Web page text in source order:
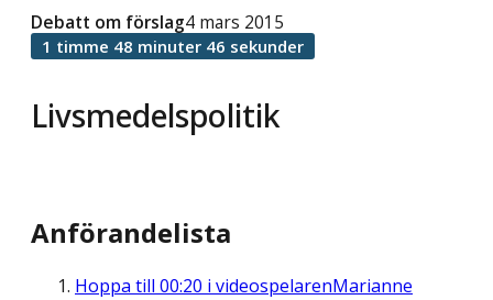
Livsmedelspolitik
Debatt om förslag4 mars 2015
1 timme 48 minuter 46 sekunder
Anförandelista
Hoppa till 00:20 i videospelarenMarianne